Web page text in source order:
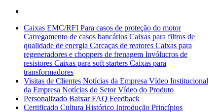
Caixas EMC/RFI Para casos de proteção do motor
Carregamento de casos bancários Caixas para filtros de
qualidade de energia Carcaças de reatores Caixas para
regeneradores e choppers de frenagem Invólucros de
resistores Caixas para soft starters Caixas para
transformadores
Visitas de Clientes Notícias da Empresa Vídeo Institucional
da Empresa Notícias do Setor Vídeo do Produto
Personalizado Baixar FAQ Feedback
Certificado Cultura Histórico Introdução Princípios